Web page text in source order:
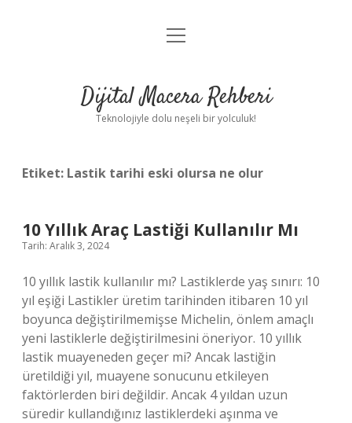
Anasayfa
Yasal Uyarı
menüyü
Dijital Macera Rehberi
Teknolojiyle dolu neşeli bir yolculuk!
Etiket: Lastik tarihi eski olursa ne olur
10 Yıllık Araç Lastiği Kullanılır Mı
Tarih: Aralık 3, 2024
10 yıllık lastik kullanılır mı? Lastiklerde yaş sınırı: 10
yıl eşiği Lastikler üretim tarihinden itibaren 10 yıl
boyunca değiştirilmemişse Michelin, önlem amaçlı
yeni lastiklerle değiştirilmesini öneriyor. 10 yıllık
lastik muayeneden geçer mi? Ancak lastiğin
üretildiği yıl, muayene sonucunu etkileyen
faktörlerden biri değildir. Ancak 4 yıldan uzun
süredir kullandığınız lastiklerdeki aşınma ve